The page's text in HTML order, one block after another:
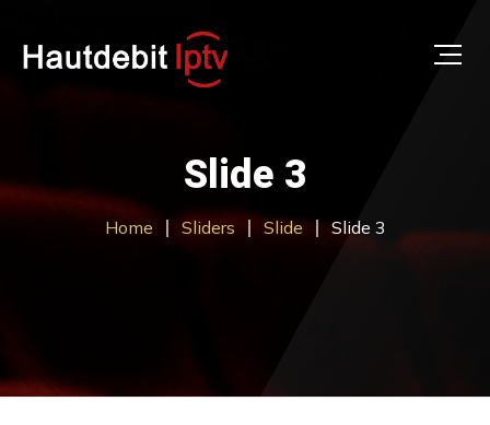
Slide 3
Home Sliders Slide Slide 3